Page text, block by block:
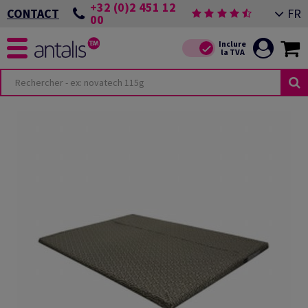
CONTACT +32 (0)2 451 12
00 FR